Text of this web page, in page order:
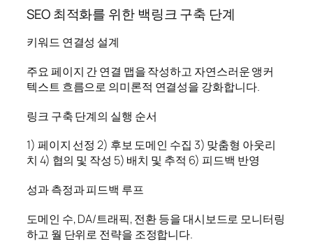
SEO 최적화를 위한 백링크 구축 단계
키워드 연결성 설계
주요 페이지 간 연결 맵을 작성하고 자연스러운 앵커
텍스트 흐름으로 의미론적 연결성을 강화합니다.
링크 구축 단계의 실행 순서
1) 페이지 선정 2) 후보 도메인 수집 3) 맞춤형 아웃리
치 4) 협의 및 작성 5) 배치 및 추적 6) 피드백 반영
성과 측정과 피드백 루프
도메인 수, DA/트래픽, 전환 등을 대시보드로 모니터링
하고 월 단위로 전략을 조정합니다.